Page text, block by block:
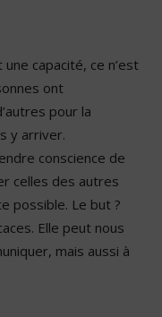
capacité, ce n’est
ont
pour la
y arriver.
conscience de
celles des autres
possible. Le but ?
Elle peut nous
mais aussi à